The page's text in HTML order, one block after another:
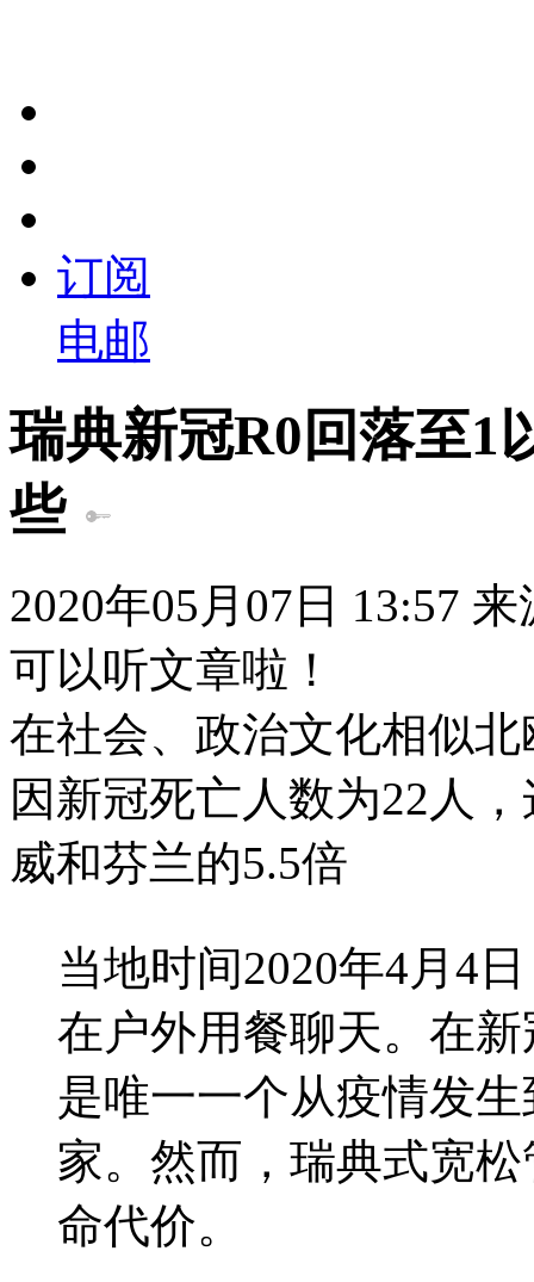
订阅
电邮
瑞典新冠R0回落至1
些
2020年05月07日 13:57
可以听文章啦！
在社会、政治文化相似
因新冠死亡人数为22人
威和芬兰的5.5倍
当地时间2020年4月4
在户外用餐聊天。在
是唯一一个从疫情发
家。然而，瑞典式宽
命代价。